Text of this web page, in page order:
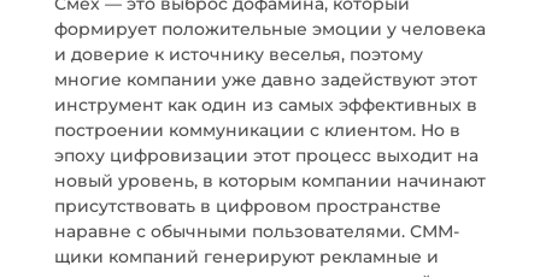
формирует положительные эмоции у человека
и доверие к источнику веселья, поэтому
многие компании уже давно задействуют этот
инструмент как один из самых эффективных в
построении коммуникации с клиентом. Но в
эпоху цифровизации этот процесс выходит на
новый уровень, в которым компании начинают
присутствовать в цифровом пространстве
наравне с обычными пользователями. СММ-
щики компаний генерируют рекламные и